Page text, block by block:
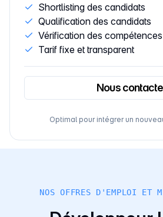
Shortlisting des candidats
Qualification des candidats
Vérification des compétences
Tarif fixe et transparent
Nous
Optimal pour intégrer un
NOS OFFRES D'EMPLOI ET